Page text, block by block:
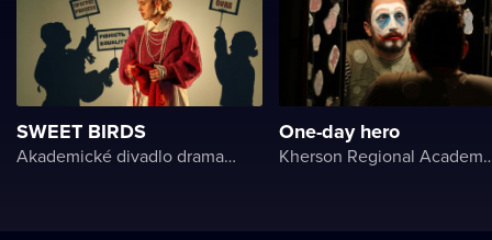
SWEET BIRDS
Akademické divadlo dramatu Lesji Ukrajinky
One-day hero
Kherson Regional Academic